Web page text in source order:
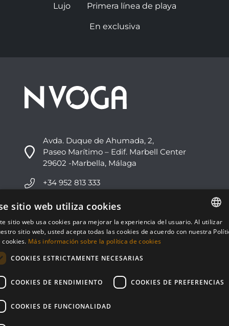
Lujo Primera línea de playa
En exclusiva
Avda. Duque de Ahumada, 2,
Paseo Marítimo – Edif. Marbell Center
29602 -Marbella, Málaga
+34 952 813 333
info@nvoga.com
C. del Ciervo, 1D
Urbanización Los Monteros
ENGLISH
sitio web utiliza cookies
sitio web usa cookies para mejorar la experiencia del usuario. Al utilizar
sitio web, usted acepta todas las cookies de acuerdo con nuestra
cookies. Más información sobre la política de cookies
COOKIES ESTRICTAMENTE NECESARIAS
COOKIES DE RENDIMIENTO COOKIES DE PREFERENCIAS
COOKIES DE FUNCIONALIDAD